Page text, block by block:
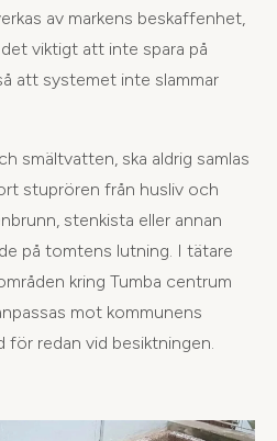
av markens beskaffenhet,
viktigt att inte spara på
att systemet inte slammar
smältvatten, ska aldrig samlas
stuprören från husliv och
stenkista eller annan
på tomtens lutning. I tätare
kring Tumba centrum
mot kommunens
för redan vid besiktningen.